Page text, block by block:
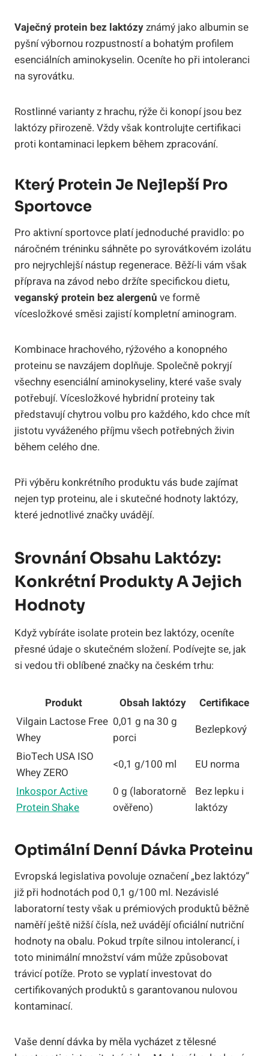
Vaječný protein bez laktózyznámý jako albumin se
pyšní výbornou rozpustností a bohatým profilem
esenciálních aminokyselin. Oceníte ho při intoleranci
na syrovátku.
Rostlinné varianty z hrachu, rýže či konopí jsou bez
laktózy přirozeně. Vždy však kontrolujte certifikaci
proti kontaminaci lepkem během zpracování.
Který Protein Je Nejlepší Pro
Sportovce
Pro aktivní sportovce platí jednoduché pravidlo: po
náročném tréninku sáhněte po syrovátkovém izolátu
pro nejrychlejší nástup regenerace. Běží-li vám však
příprava na závod nebo držíte specifickou dietu,
veganský protein bez alergenů ve formě
vícesložkové směsi zajistí kompletní aminogram.
Kombinace hrachového, rýžového a konopného
proteinu se navzájem doplňuje. Společně pokryjí
všechny esenciální aminokyseliny, které vaše svaly
potřebují. Vícesložkové hybridní proteiny tak
představují chytrou volbu pro každého, kdo chce mít
jistotu vyváženého příjmu všech potřebných živin
během celého dne.
Při výběru konkrétního produktu vás bude zajímat
nejen typ proteinu, ale i skutečné hodnoty laktózy,
které jednotlivé značky uvádějí.
Srovnání Obsahu Laktózy:
Konkrétní Produkty A Jejich
Hodnoty
Když vybíráte isolate protein bez laktózy, oceníte
přesné údaje o skutečném složení. Podívejte se, jak
si vedou tři oblíbené značky na českém trhu:
Produkt Obsah laktózy
Certifikace
Vilgain Lactose Free
Whey
0,01 g na 30 g
porci
Bezlepkový
BioTech USA ISO
Whey ZERO
<0,1 g/100 ml
EU norma
Inkospor Active
Protein Shake
0 g (laboratorně
ověřeno)
Bez lepku i
laktózy
Optimální Denní Dávka Proteinu
Evropská legislativa povoluje označení „bez laktózy“
již při hodnotách pod 0,1 g/100 ml. Nezávislé
laboratorní testy však u prémiových produktů běžně
naměří ještě nižší čísla, než uvádějí oficiální nutriční
hodnoty na obalu. Pokud trpíte silnou intolerancí, i
toto minimální množství vám může způsobovat
trávicí potíže. Proto se vyplatí investovat do
certifikovaných produktů s garantovanou nulovou
kontaminací.
Vaše denní dávka by měla vycházet z tělesné